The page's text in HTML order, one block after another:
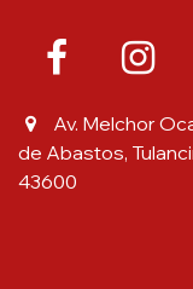
Av. Melchor
de Abastos,
43600